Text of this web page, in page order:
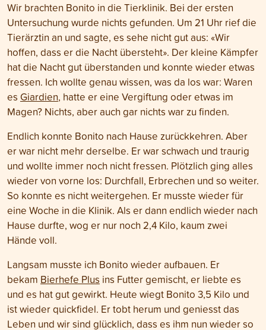
Wir brachten Bonito in die Tierklinik. Bei der ersten
Untersuchung wurde nichts gefunden. Um 21 Uhr rief die
Tierärztin an und sagte, es sehe nicht gut aus: «Wir
hoffen, dass er die Nacht übersteht». Der kleine Kämpfer
hat die Nacht gut überstanden und konnte wieder etwas
fressen. Ich wollte genau wissen, was da los war: Waren
es Giardien, hatte er eine Vergiftung oder etwas im
Magen? Nichts, aber auch gar nichts war zu finden.
Endlich konnte Bonito nach Hause zurückkehren. Aber
er war nicht mehr derselbe. Er war schwach und traurig
und wollte immer noch nicht fressen. Plötzlich ging alles
wieder von vorne los: Durchfall, Erbrechen und so weiter.
So konnte es nicht weitergehen. Er musste wieder für
eine Woche in die Klinik. Als er dann endlich wieder nach
Hause durfte, wog er nur noch 2,4 Kilo, kaum zwei
Hände voll.
Langsam musste ich Bonito wieder aufbauen. Er
bekam Bierhefe Plus ins Futter gemischt, er liebte es
und es hat gut gewirkt. Heute wiegt Bonito 3,5 Kilo und
ist wieder quickfidel. Er tobt herum und geniesst das
Leben und wir sind glücklich, dass es ihm nun wieder so